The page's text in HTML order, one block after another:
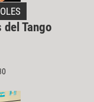
del Tango